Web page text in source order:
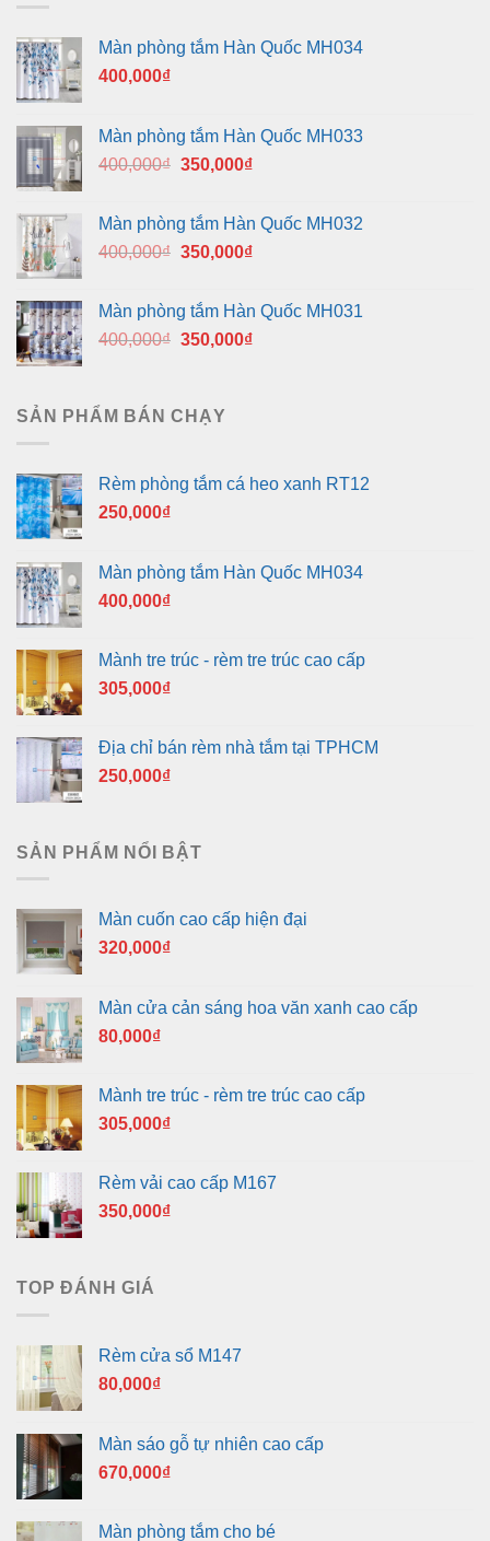
Màn phòng tắm Hàn Quốc MH034
400,000₫
Màn phòng tắm Hàn Quốc MH033
400,000₫ Giá
400,000₫.
350,000₫Giá
là:
350,000₫.
Màn phòng tắm Hàn Quốc MH032
400,000₫ Giá
400,000₫.
350,000₫Giá
là:
350,000₫.
Màn phòng tắm Hàn Quốc MH031
400,000₫ Giá
400,000₫.
350,000₫Giá
SẢN PHẨM BÁN CHẠY
Rèm phòng tắm cá heo xanh RT12
250,000₫
Màn phòng tắm Hàn Quốc MH034
400,000₫
Mành tre trúc - rèm tre trúc cao cấp
305,000₫
Địa chỉ bán rèm nhà tắm tại TPHCM
250,000₫
SẢN PHẨM NỔI BẬT
Màn cuốn cao cấp hiện đại
320,000₫
Màn cửa cản sáng hoa văn xanh cao cấp
80,000₫
Mành tre trúc - rèm tre trúc cao cấp
305,000₫
Rèm vải cao cấp M167
350,000₫
TOP ĐÁNH GIÁ
Rèm cửa sổ M147
80,000₫
Màn sáo gỗ tự nhiên cao cấp
670,000₫
Màn phòng tắm cho bé